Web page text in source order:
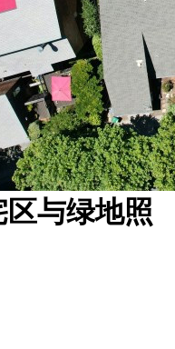
与绿地照